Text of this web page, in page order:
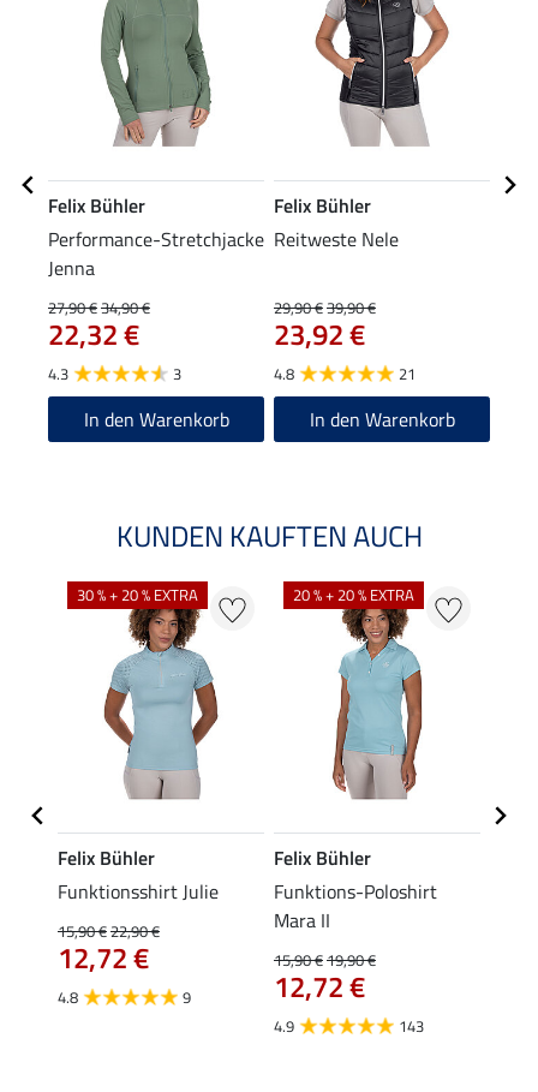
Felix Bühler
Performance-Stretchjacke
Jenna
27,90 €34,90 €
22,32 €
4.3 3
In den Warenkorb
Felix Bühler
Reitweste Nele
29,90 €39,90 €
23,92 €
4.8 21
In den Warenkorb
KUNDEN KAUFTEN AUCH
30 % + 20 % EXTRA
Felix Bühler
Funktionsshirt Julie
15,90 €22,90 €
12,72 €
4.8 9
20 % + 20 % EXTRA
Felix Bühler
Funktions-Poloshirt
Mara II
15,90 €19,90 €
12,72 €
4.9 143